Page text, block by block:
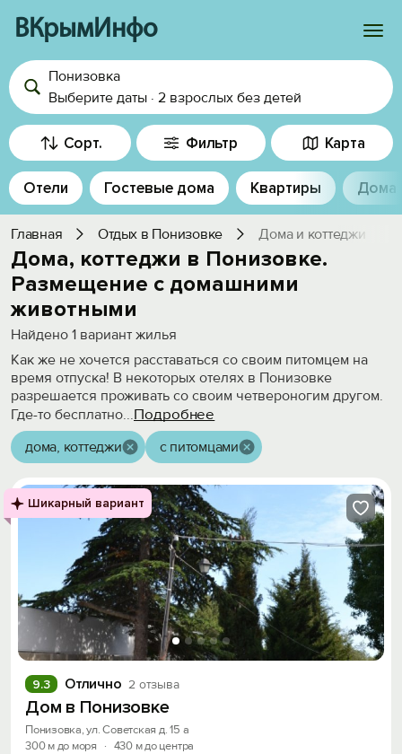
ВКрымИнфо
Войти
Избранное
История просмотра
Добавить свой объект
Понизовка
Выберите даты · 2 взрослых без детей
Сорт. Фильтр Карта
Отели Гостевые дома Квартиры Дома
Главная Отдых в Понизовке Дома и коттеджи
Дома, коттеджи в Понизовке.
Размещение с домашними
животными
Найдено 1 вариант жилья
Как же не хочется расставаться со своим питомцем на
время отпуска! В некоторых отелях в Понизовке
разрешается проживать со своим четвероногим другом.
Где-то бесплатно...Подробнее
дома, коттеджи с питомцами
Шикарный вариант
Отлично 2 отзыва
9.3
Дом в Понизовке
Понизовка, ул. Советская д. 15 а
300 м до моря
· 430 м до центра